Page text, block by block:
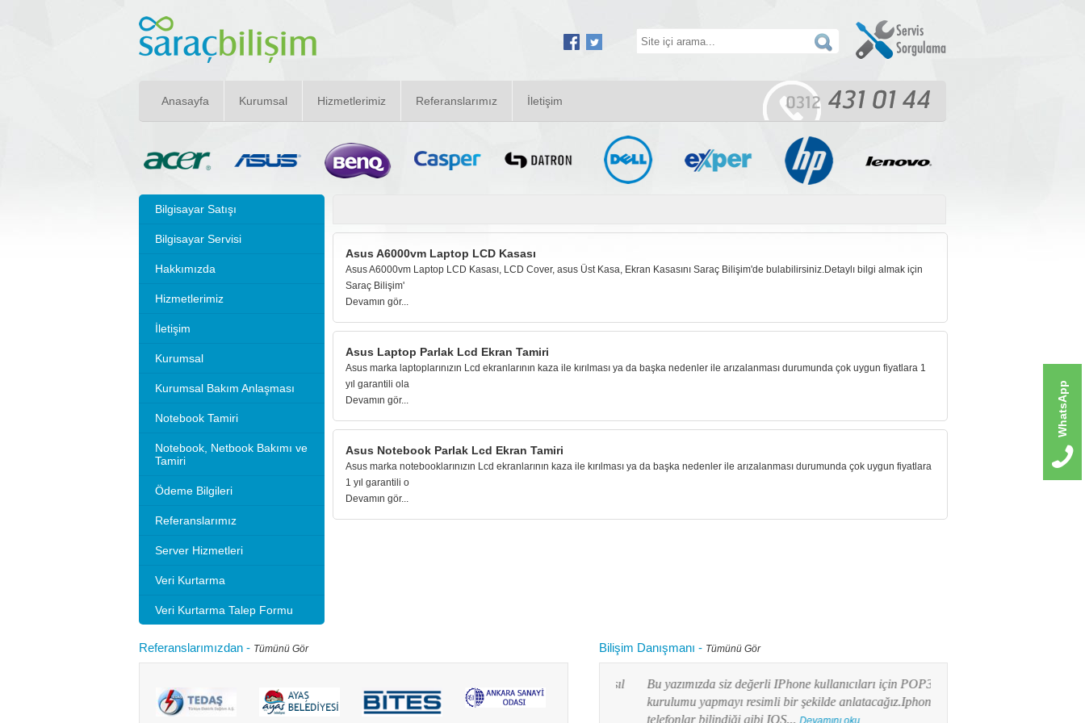
Anasayfa Kurumsal Hizmetlerimiz Referanslarımız İletişim
Bilgisayar Satışı
Bilgisayar Servisi
Hakkımızda
Hizmetlerimiz
İletişim
Kurumsal
Kurumsal Bakım Anlaşması
Notebook Tamiri
Notebook, Netbook Bakımı ve
Tamiri
Ödeme Bilgileri
Referanslarımız
Server Hizmetleri
Veri Kurtarma
Veri Kurtarma Talep Formu
Asus A6000vm Laptop LCD Kasası
Asus A6000vm Laptop LCD Kasası, LCD Cover, asus Üst Kasa, Ekran Kasasını Saraç Bilişim'de bulabilirsiniz.Detaylı bilgi almak için
Saraç Bilişim'
Devamın gör...
Asus Laptop Parlak Lcd Ekran Tamiri
Asus marka laptoplarınızın Lcd ekranlarının kaza ile kırılması ya da başka nedenler ile arızalanması durumunda çok uygun fiyatlara 1
yıl garantili ola
Devamın gör...
Asus Notebook Parlak Lcd Ekran Tamiri
Asus marka notebooklarınızın Lcd ekranlarının kaza ile kırılması ya da başka nedenler ile arızalanması durumunda çok uygun fiyatlara
1 yıl garantili o
Devamın gör...
Referanslarımızdan - Tümünü Gör Bilişim Danışmanı - Tümünü Gör
sürümleri de benzer ayarlar ile
Resimlerin üzerine tıklay...
hızlandırırım" diye aklınızdan zaman zaman bu soru
Bu yazımızda siz değerli IPhone kullanıcıları için POP3 mail
kurulumu yapmayı resimli bir şekilde anlatacağız.Iphone
telefonlar bilindiği gibi IOS...Devamını oku...
WhatsApp